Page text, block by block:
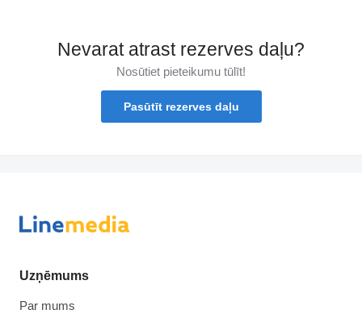
Nevarat atrast rezerves daļu?
Nosūtiet pieteikumu tūlīt!
Pasūtīt rezerves daļu
Uzņēmums
Par mums